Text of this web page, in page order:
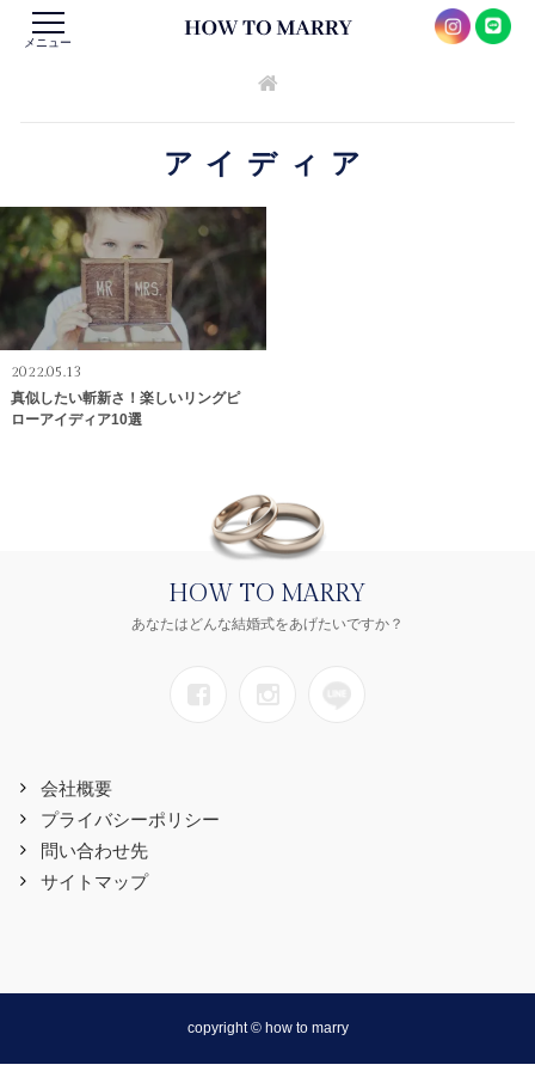
メニュー
アイディア
2022.05.13
真似したい斬新さ！楽しいリングピ
ローアイディア10選
HOW TO MARRY
あなたはどんな結婚式をあげたいですか？
会社概要
プライバシーポリシー
問い合わせ先
サイトマップ
copyright © how to marry